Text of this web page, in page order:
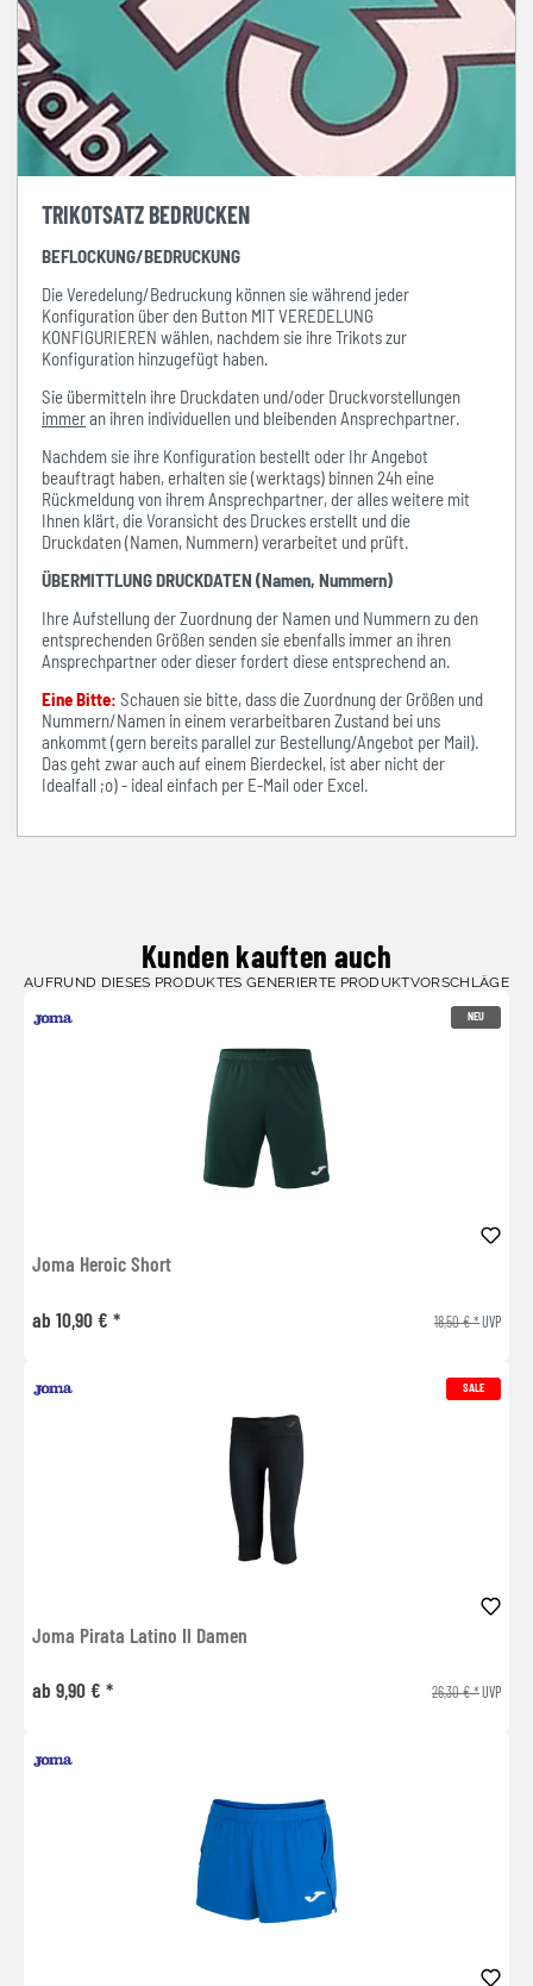
TRIKOTSATZ BEDRUCKEN
BEFLOCKUNG/BEDRUCKUNG
Die Veredelung/Bedruckung können sie während jeder
Konfiguration über den Button MIT VEREDELUNG
KONFIGURIEREN wählen, nachdem sie ihre Trikots zur
Konfiguration hinzugefügt haben.
Sie übermitteln ihre Druckdaten und/oder Druckvorstellungen
immeran ihren individuellen und bleibenden Ansprechpartner.
Nachdem sie ihre Konfiguration bestellt oder Ihr Angebot
beauftragt haben, erhalten sie (werktags) binnen 24h eine
Rückmeldung von ihrem Ansprechpartner, der alles weitere mit
Ihnen klärt, die Voransicht des Druckes erstellt und die
Druckdaten (Namen, Nummern) verarbeitet und prüft.
ÜBERMITTLUNG DRUCKDATEN (Namen, Nummern)
Ihre Aufstellung der Zuordnung der Namen und Nummern zu den
entsprechenden Größen senden sie ebenfalls immer an ihren
Ansprechpartner oder dieser fordert diese entsprechend an.
Eine Bitte: Schauen sie bitte, dass die Zuordnung der Größen und
Nummern/Namen in einem verarbeitbaren Zustand bei uns
ankommt (gern bereits parallel zur Bestellung/Angebot per Mail).
Das geht zwar auch auf einem Bierdeckel, ist aber nicht der
Idealfall ;o) - ideal einfach per E-Mail oder Excel.
Kunden kauften auch
AUFRUND DIESES PRODUKTES GENERIERTE PRODUKTVORSCHLÄGE
NEU
Joma Heroic Short
ab 10,90 € * 18,50 € *UVP
SALE
Joma Pirata Latino II Damen
ab 9,90 € * 26,30 € *UVP